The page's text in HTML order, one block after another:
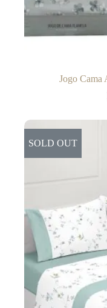
Jogo Cama
SOLD OUT